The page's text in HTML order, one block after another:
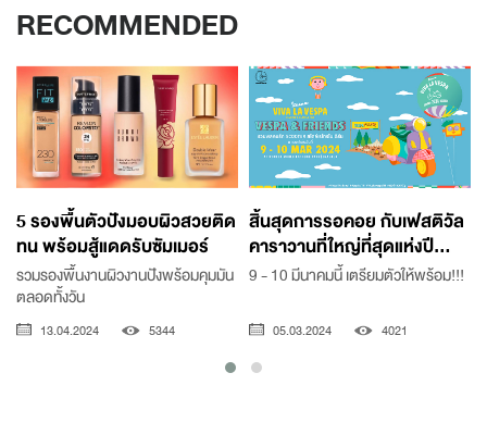
RECOMMENDED
5 รองพื้นตัวปังมอบผิวสวยติด
ทน พร้อมสู้แดดรับซัมเมอร์
รวมรองพื้นงานผิวงานปังพร้อมคุมมัน
ตลอดทั้งวัน
13.04.2024 5344
สิ้นสุดการรอคอย กับเฟสติวัล
คาราวานที่ใหญ่ที่สุดแห่งปี...
9 - 10 มีนาคมนี้ เตรียมตัวให้พร้อม!!!
05.03.2024 4021